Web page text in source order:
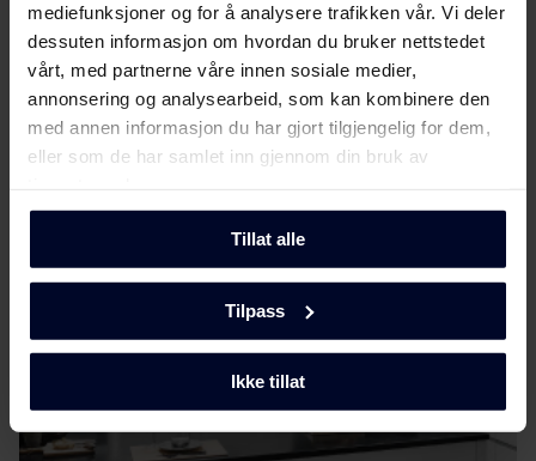
mediefunksjoner og for å analysere trafikken vår. Vi deler
dessuten informasjon om hvordan du bruker nettstedet
vårt, med partnerne våre innen sosiale medier,
annonsering og analysearbeid, som kan kombinere den
med annen informasjon du har gjort tilgjengelig for dem,
eller som de har samlet inn gjennom din bruk av
Tillat alle
Tilpass
Ikke tillat
Sikkerhetsinformasjon og
advarsler (FI)
Last ned
Sikkerhetsinformasjon og
advarsler (NO)
Last ned
Sikkerhetsinformasjon og
advarsler (SV)
advarsler (EN)
Advarsler og
sikkerhetsinformasjon
Vis mer